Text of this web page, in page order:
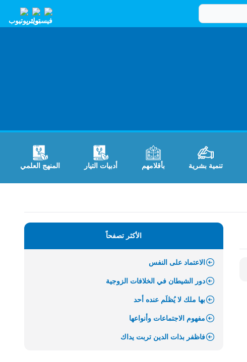
تنمية بشرية بأقلامهم أدبيات التيار المنهج العلمي
الأكثر تصفحاً
الاعتماد على النفس
دور الشيطان في الخلافات الزوجية
بها ملك لا يُظلَم عنده أحد
مفهوم الاجتماعات وأنواعها
فاظفر بذات الدين تربت يداك